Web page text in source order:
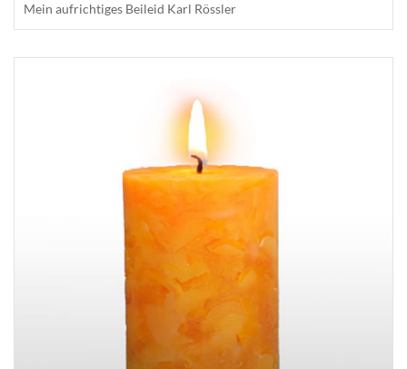
Mein aufrichtiges Beileid Karl Rössler